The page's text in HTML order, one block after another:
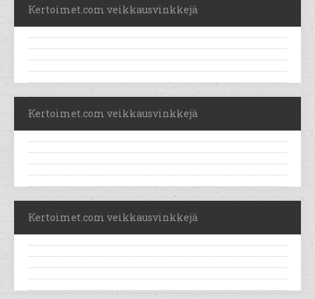
Kertoimet.com veikkausvinkkejä
Kertoimet.com veikkausvinkkejä
Kertoimet.com veikkausvinkkejä